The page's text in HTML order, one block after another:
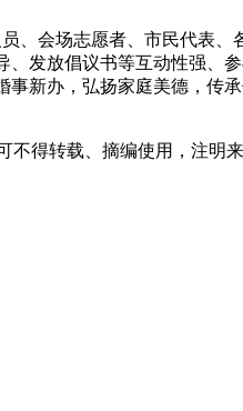
会场志愿者、市民代表
发放倡议书等互动性强、
新办，弘扬家庭美德，传
得转载、摘编使用，注明